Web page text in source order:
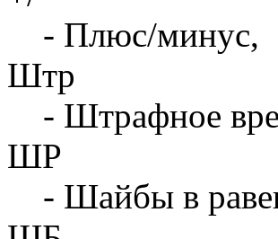
- Плюс/минус,
Штр
- Штрафное
ШР
- Шайбы в